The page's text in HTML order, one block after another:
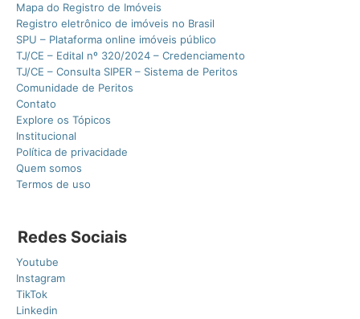
Mapa do Registro de Imóveis
Registro eletrônico de imóveis no Brasil
SPU – Plataforma online imóveis público
TJ/CE – Edital nº 320/2024 – Credenciamento
TJ/CE – Consulta SIPER – Sistema de Peritos
Comunidade de Peritos
Contato
Explore os Tópicos
Institucional
Política de privacidade
Quem somos
Termos de uso
Redes Sociais
Youtube
Instagram
TikTok
Linkedin